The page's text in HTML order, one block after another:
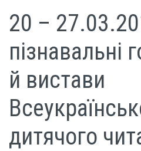
20 –
пізнавальні
й вистави
дитячого